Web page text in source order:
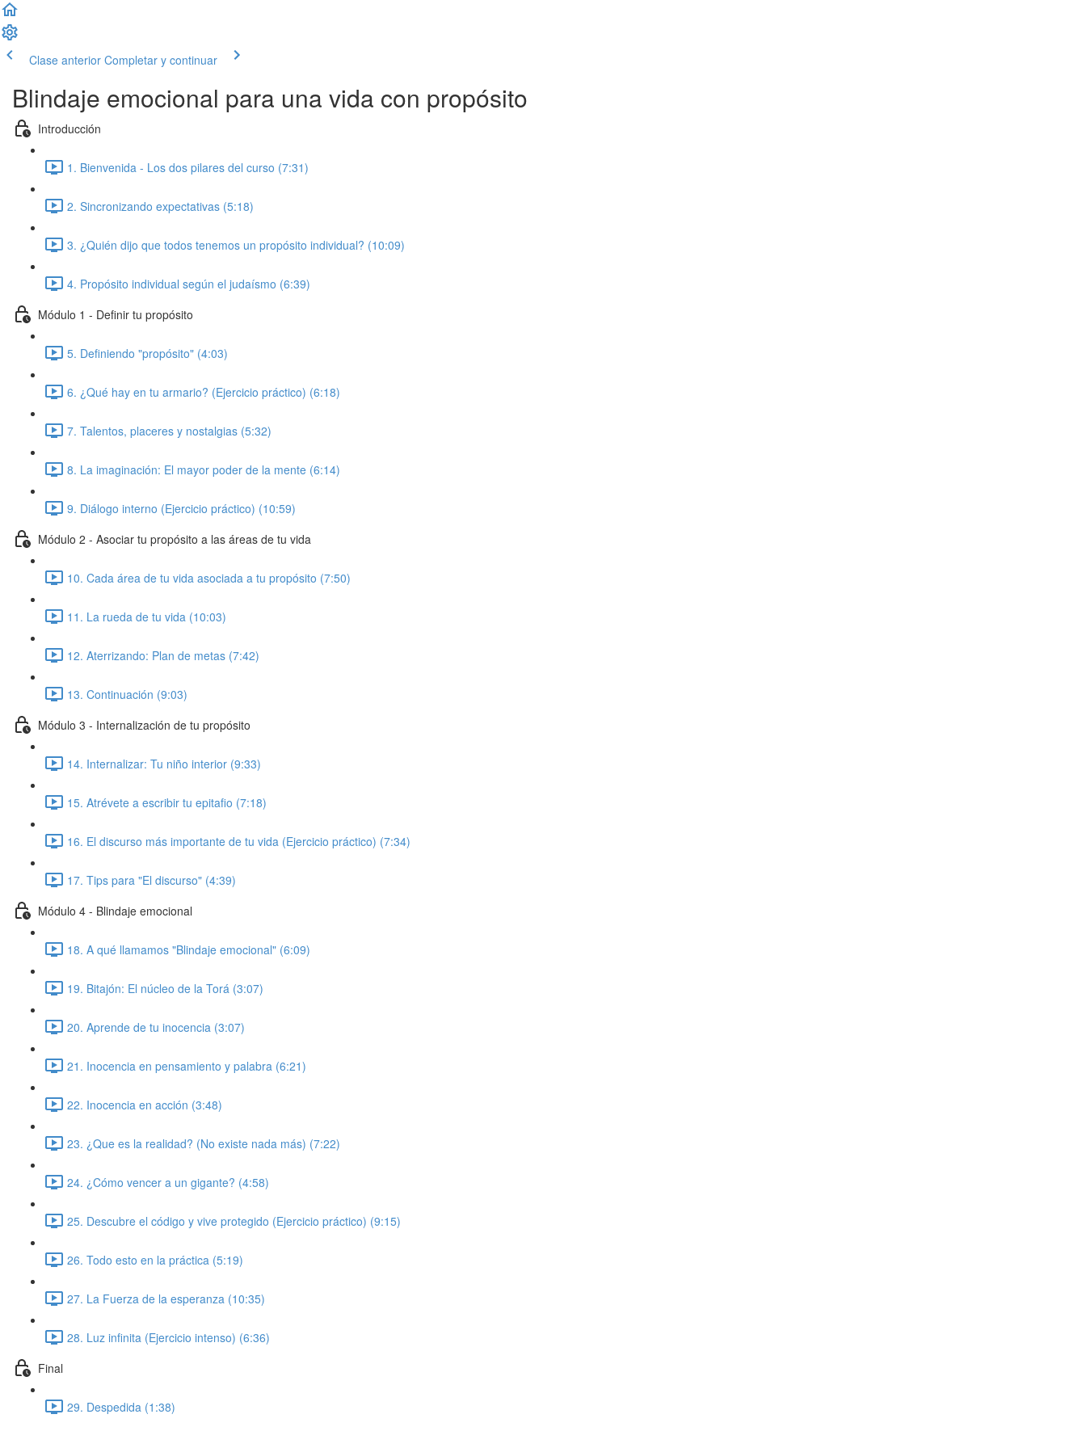
Clase anterior Completar y continuar
Blindaje emocional para una vida con propósito
Introducción
1. Bienvenida - Los dos pilares del curso (7:31)
2. Sincronizando expectativas (5:18)
3. ¿Quién dijo que todos tenemos un propósito individual? (10:09)
4. Propósito individual según el judaísmo (6:39)
Módulo 1 - Definir tu propósito
5. Definiendo "propósito" (4:03)
6. ¿Qué hay en tu armario? (Ejercicio práctico) (6:18)
7. Talentos, placeres y nostalgias (5:32)
8. La imaginación: El mayor poder de la mente (6:14)
9. Diálogo interno (Ejercicio práctico) (10:59)
Módulo 2 - Asociar tu propósito a las áreas de tu vida
10. Cada área de tu vida asociada a tu propósito (7:50)
11. La rueda de tu vida (10:03)
12. Aterrizando: Plan de metas (7:42)
13. Continuación (9:03)
Módulo 3 - Internalización de tu propósito
14. Internalizar: Tu niño interior (9:33)
15. Atrévete a escribir tu epitafio (7:18)
16. El discurso más importante de tu vida (Ejercicio práctico) (7:34)
17. Tips para "El discurso" (4:39)
Módulo 4 - Blindaje emocional
18. A qué llamamos "Blindaje emocional" (6:09)
19. Bitajón: El núcleo de la Torá (3:07)
20. Aprende de tu inocencia (3:07)
21. Inocencia en pensamiento y palabra (6:21)
22. Inocencia en acción (3:48)
23. ¿Que es la realidad? (No existe nada más) (7:22)
24. ¿Cómo vencer a un gigante? (4:58)
25. Descubre el código y vive protegido (Ejercicio práctico) (9:15)
26. Todo esto en la práctica (5:19)
27. La Fuerza de la esperanza (10:35)
28. Luz infinita (Ejercicio intenso) (6:36)
Final
29. Despedida (1:38)